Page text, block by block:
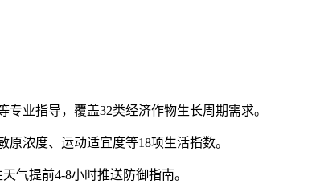
业指导，覆盖32类经济作物生长周期需求。
浓度、运动适宜度等18项生活指数。
气提前4-8小时推送防御指南。